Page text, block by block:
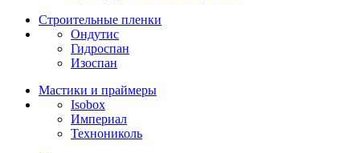
Строительные пленки
Ондутис
Гидроспан
Изоспан
Мастики и праймеры
Isobox
Империал
Технониколь